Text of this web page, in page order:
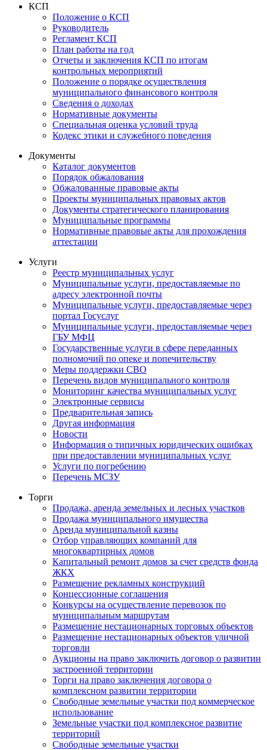
КСП
Положение о КСП
Руководитель
Регламент КСП
План работы на год
Отчеты и заключения КСП по итогам
контрольных мероприятий
Положение о порядке осуществления
муниципального финансового контроля
Сведения о доходах
Нормативные документы
Специальная оценка условий труда
Кодекс этики и служебного поведения
Документы
Каталог документов
Порядок обжалования
Обжалованные правовые акты
Проекты муниципальных правовых актов
Документы стратегического планирования
Муниципальные программы
Нормативные правовые акты для прохождения
аттестации
Услуги
Реестр муниципальных услуг
Муниципальные услуги, предоставляемые по
адресу электронной почты
Муниципальные услуги, предоставляемые через
портал Госуслуг
Муниципальные услуги, предоставляемые через
ГБУ МФЦ
Государственные услуги в сфере переданных
полномочий по опеке и попечительству
Меры поддержки СВО
Перечень видов муниципального контроля
Мониторинг качества муниципальных услуг
Электронные сервисы
Предварительная запись
Другая информация
Новости
Информация о типичных юридических ошибках
при предоставлении муниципальных услуг
Услуги по погребению
Перечень МСЗУ
Торги
Продажа, аренда земельных и лесных участков
Продажа муниципального имущества
Аренда муниципальной казны
Отбор управляющих компаний для
многоквартирных домов
Капитальный ремонт домов за счет средств фонда
ЖКХ
Размещение рекламных конструкций
Концессионные соглашения
Конкурсы на осуществление перевозок по
муниципальным маршрутам
Размещение нестационарных торговых объектов
Размещение нестационарных объектов уличной
торговли
Аукционы на право заключить договор о развитии
застроенной территории
Торги на право заключения договора о
комплексном развитии территории
Свободные земельные участки под коммерческое
использование
Земельные участки под комплексное развитие
территорий
Свободные земельные участки